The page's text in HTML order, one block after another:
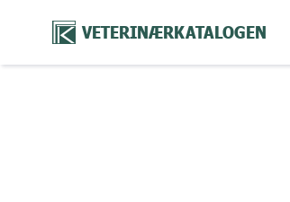
VETERINÆRKATALOGEN